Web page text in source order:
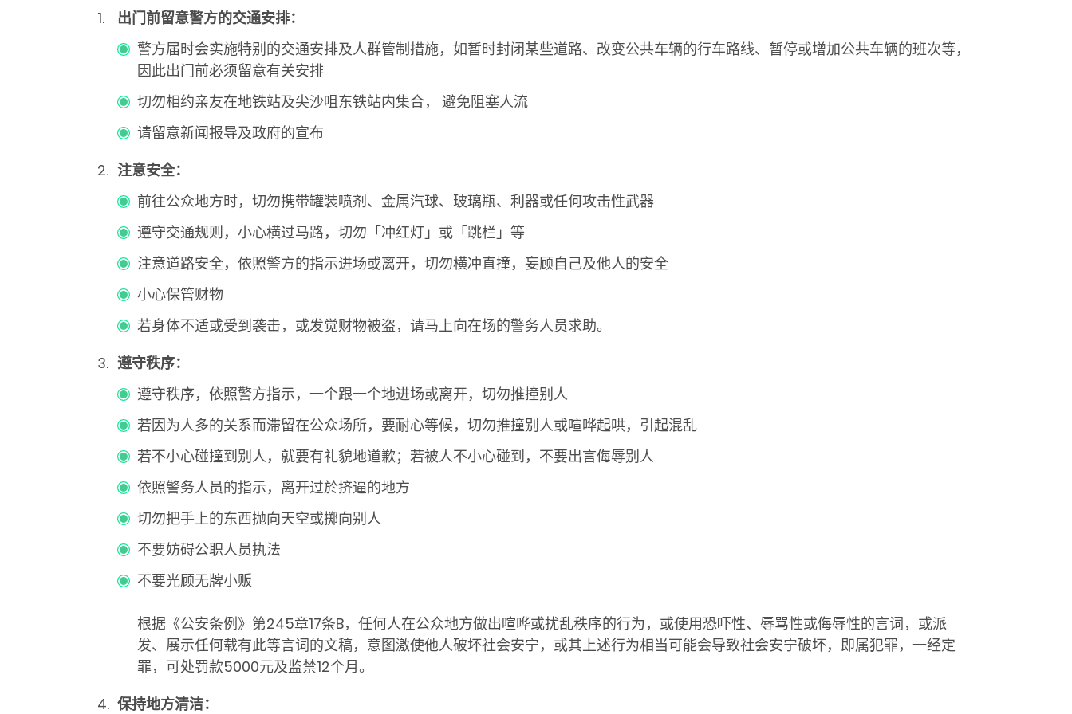
出门前留意警方的交通安排：
警方届时会实施特别的交通安排及人群管制措施，如暂时封闭某些道路、改变公共车辆的行车路线、暂停或增加公共车辆的班次等，
因此出门前必须留意有关安排
切勿相约亲友在地铁站及尖沙咀东铁站内集合， 避免阻塞人流
请留意新闻报导及政府的宣布
注意安全：
前往公众地方时，切勿携带罐装喷剂、金属汽球、玻璃瓶、利器或任何攻击性武器
遵守交通规则，小心横过马路，切勿「冲红灯」或「跳栏」等
注意道路安全，依照警方的指示进场或离开，切勿横冲直撞，妄顾自己及他人的安全
小心保管财物
若身体不适或受到袭击，或发觉财物被盗，请马上向在场的警务人员求助。
遵守秩序：
遵守秩序，依照警方指示，一个跟一个地进场或离开，切勿推撞别人
若因为人多的关系而滞留在公众场所，要耐心等候，切勿推撞别人或喧哗起哄，引起混乱
若不小心碰撞到别人，就要有礼貌地道歉；若被人不小心碰到，不要出言侮辱别人
依照警务人员的指示，离开过於挤逼的地方
切勿把手上的东西抛向天空或掷向别人
不要妨碍公职人员执法
不要光顾无牌小贩
根据《公安条例》第245章17条B，任何人在公众地方做出喧哗或扰乱秩序的行为，或使用恐吓性、辱骂性或侮辱性的言词，或派
发、展示任何载有此等言词的文稿，意图激使他人破坏社会安宁，或其上述行为相当可能会导致社会安宁破坏，即属犯罪，一经定
罪，可处罚款5000元及监禁12个月。
保持地方清洁：